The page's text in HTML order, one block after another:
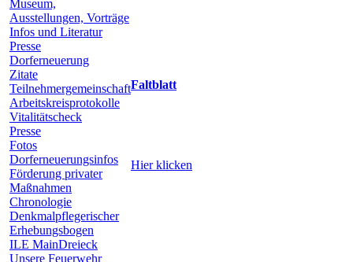
Museum,
Ausstellungen, Vorträge
Infos und Literatur
Presse
Dorferneuerung
Zitate
Teilnehmergemeinschaft
Arbeitskreisprotokolle
Vitalitätscheck
Presse
Fotos
Dorferneuerungsinfos
Förderung privater
Maßnahmen
Chronologie
Denkmalpflegerischer
Erhebungsbogen
ILE MainDreieck
Unsere Feuerwehr
Faltblatt
Hier klicken